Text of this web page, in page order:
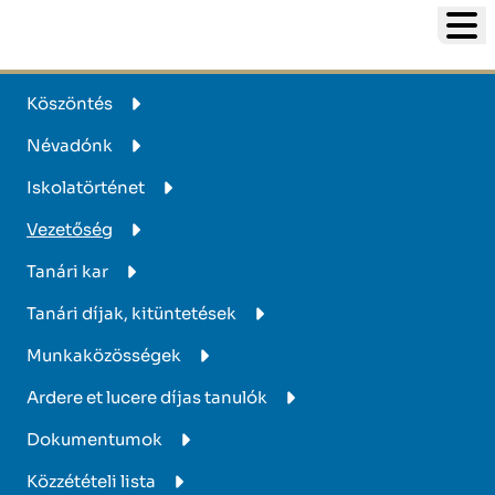
Köszöntés
Névadónk
Iskolatörténet
Vezetőség
Tanári kar
Tanári díjak, kitüntetések
Munkaközösségek
Ardere et lucere díjas tanulók
Dokumentumok
Közzétételi lista